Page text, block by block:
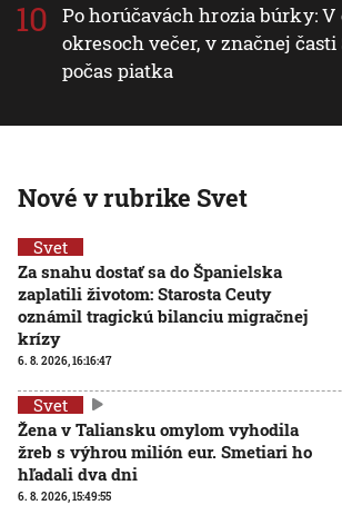
Po horúčavách hrozia búrky:
okresoch večer, v značnej
počas piatka
Nové v rubrike Svet
Svet
Za snahu dostať sa do Španielska
zaplatili životom: Starosta Ceuty
oznámil tragickú bilanciu migračnej
krízy
6. 8. 2026, 16:16:47
Svet
Žena v Taliansku omylom vyhodila
žreb s výhrou milión eur. Smetiari ho
hľadali dva dni
6. 8. 2026, 15:49:55